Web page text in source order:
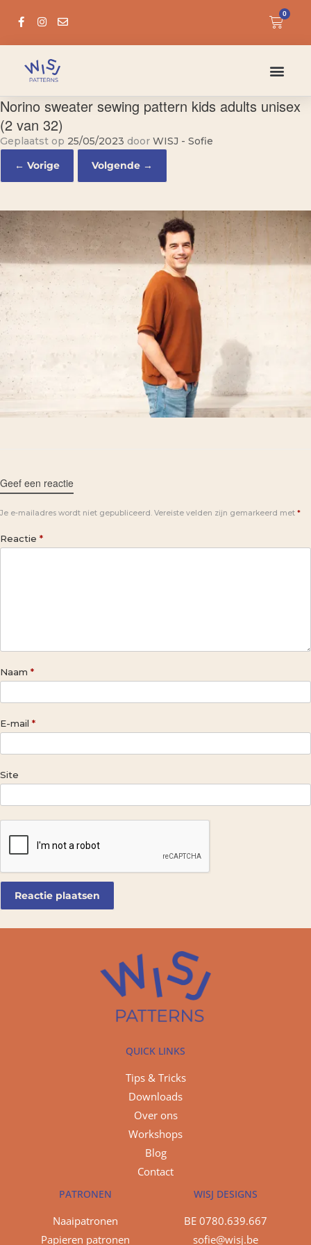
0
Norino sweater sewing pattern kids adults unisex
(2 van 32)
Geplaatst op 25/05/2023 door WISJ - Sofie
← Vorige
Volgende →
Geef een reactie
Je e-mailadres wordt niet gepubliceerd. Vereiste velden zijn gemarkeerd met *
Reactie *
Naam *
E-mail *
Site
QUICK LINKS
Tips & Tricks
Downloads
Over ons
Workshops
Blog
Contact
PATRONEN
Naaipatronen
Papieren patronen
WISJ DESIGNS
BE 0780.639.667
sofie@wisj.be